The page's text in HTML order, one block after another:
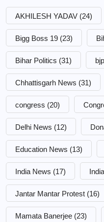
AKHILESH YADAV (24)
Bigg Boss 19 (23)
Bihar Politics (31) bjp
Chhattisgarh News (31)
congress (20)
Delhi News (12)
Education News (13)
India News (17)
Jantar Mantar Protest (16)
Mamata Banerjee (23)